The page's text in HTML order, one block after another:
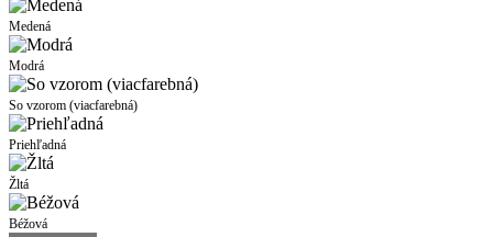
Medená
Modrá
So vzorom (viacfarebná)
Priehľadná
Žltá
Béžová